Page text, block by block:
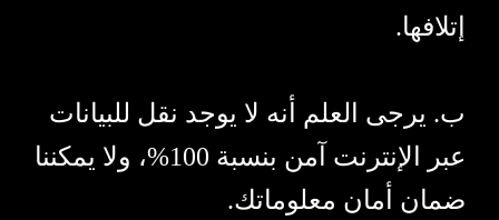
إتلافها.
ب. يرجى العلم أنه لا يوجد نقل للبيانات
عبر الإنترنت آمن بنسبة 100%، ولا يمكننا
ضمان أمان معلوماتك.